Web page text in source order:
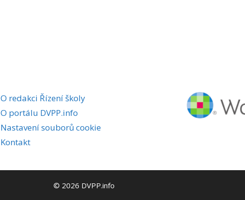
O redakci Řízení školy
O portálu DVPP.info
Nastavení souborů cookie
Kontakt
© 2026 DVPP.info